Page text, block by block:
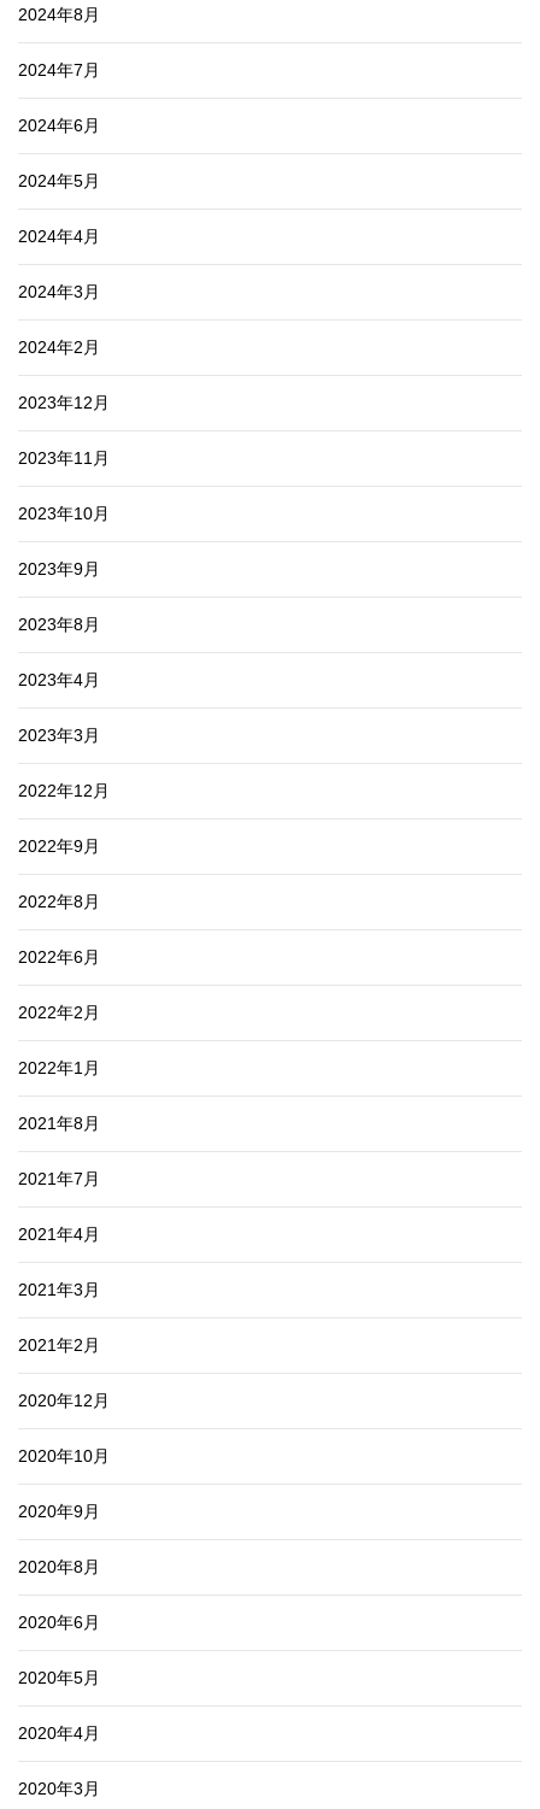
2024年8月
2024年7月
2024年6月
2024年5月
2024年4月
2024年3月
2024年2月
2023年12月
2023年11月
2023年10月
2023年9月
2023年8月
2023年4月
2023年3月
2022年12月
2022年9月
2022年8月
2022年6月
2022年2月
2022年1月
2021年8月
2021年7月
2021年4月
2021年3月
2021年2月
2020年12月
2020年10月
2020年9月
2020年8月
2020年6月
2020年5月
2020年4月
2020年3月